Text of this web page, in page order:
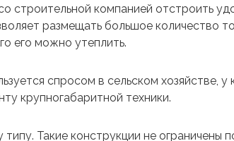
строительной компанией отстроить
размещать большое количество
его можно утеплить.
спросом в сельском хозяйстве, у
крупногабаритной техники.
Такие конструкции не ограничены